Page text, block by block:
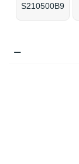
S210500B9